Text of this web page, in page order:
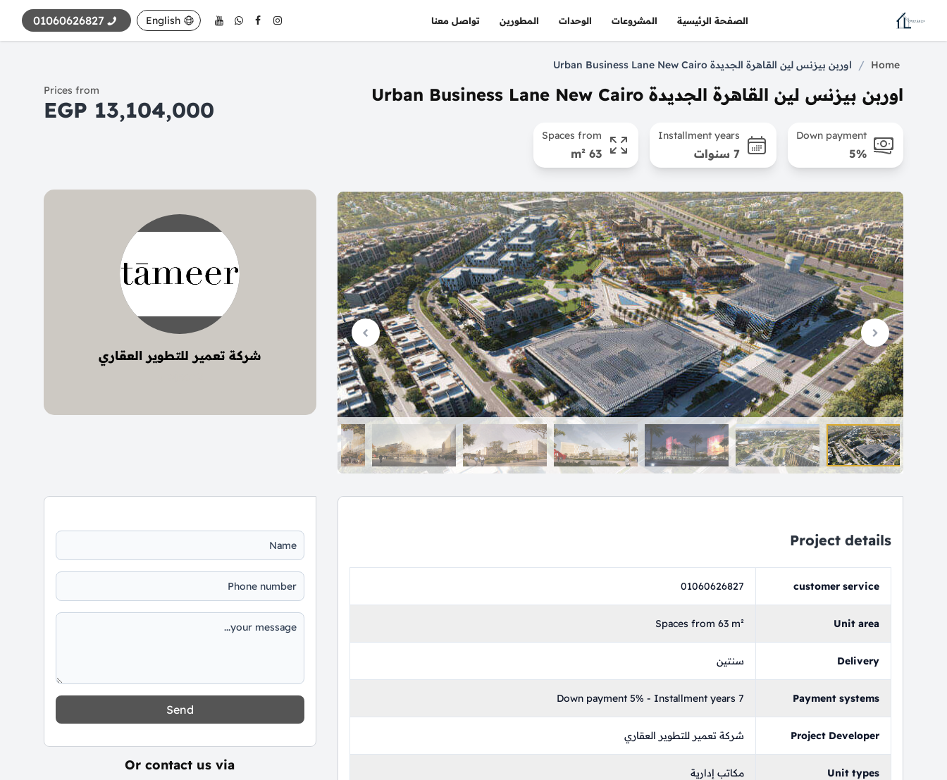
الصفحة الرئيسية المشروعات الوحدات المطورين تواصل معنا English
01060626827
Home
/ اوربن بيزنس لين القاهرة الجديدة Urban Business Lane New Cairo
اوربن بيزنس لين القاهرة الجديدة Urban Business Lane New Cairo
Down payment
5%
Installment years
7 سنوات
Spaces from
63 m²
Prices from
13,104,000 EGP
شركة تعمير للتطوير العقاري
Project details
customer service
01060626827
Unit area
Spaces from 63 m²
Delivery سنتين
Payment systems
Down payment 5% - Installment years 7
Project Developer شركة تعمير للتطوير العقاري
Unit types مكاتب إدارية
Send
Or contact us via